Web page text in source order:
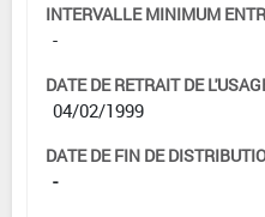
INTERVALLE MINIMUM
-
DATE DE RETRAIT DE
04/02/1999
DATE DE FIN DE
-